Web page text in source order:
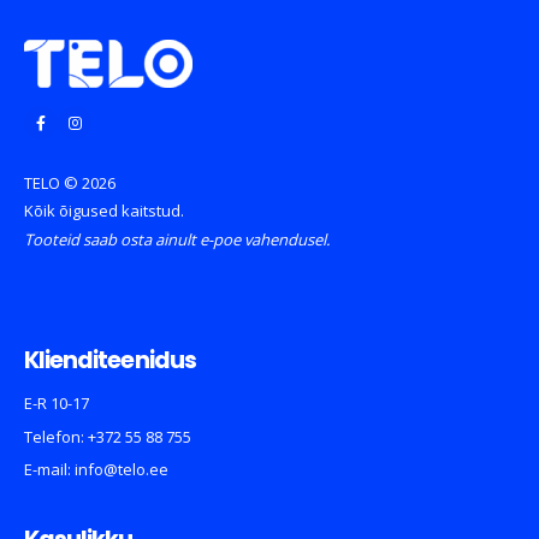
TELO © 2026
Kõik õigused kaitstud.
Tooteid saab osta ainult e-poe vahendusel.
Klienditeenidus
E-R 10-17
Telefon: +372 55 88 755
E-mail: info@telo.ee